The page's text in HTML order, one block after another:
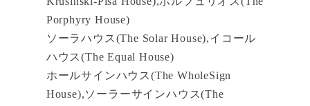
Porphyry House)
ソーラハウス(The Solar House),イコール
ハウス(The Equal House)
ホールサインハウス(The WholeSign
House),ソーラーサインハウス(The